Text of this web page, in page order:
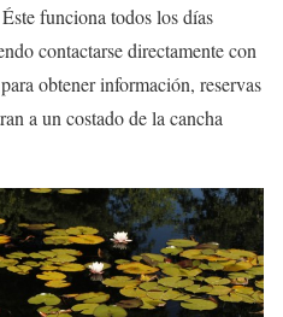
funciona todos los días
contactarse directamente con
para obtener información, reservas
a un costado de la cancha